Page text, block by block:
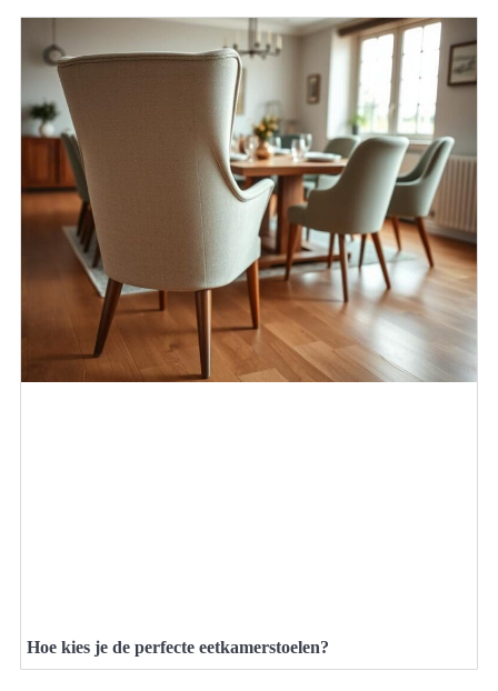
Hoe kies je de perfecte eetkamerstoelen?